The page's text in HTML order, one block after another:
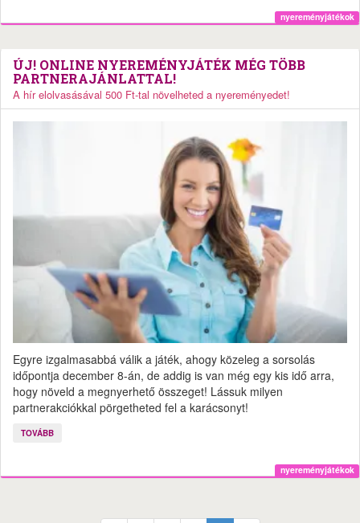
nyereményjátékok
ÚJ! ONLINE NYEREMÉNYJÁTÉK MÉG TÖBB
PARTNERAJÁNLATTAL!
A hír elolvasásával 500 Ft-tal növelheted a nyereményedet!
Egyre izgalmasabbá válik a játék, ahogy közeleg a sorsolás
időpontja december 8-án, de addig is van még egy kis idő arra,
hogy növeld a megnyerhető összeget! Lássuk milyen
partnerakciókkal pörgetheted fel a karácsonyt!
TOVÁBB
nyereményjátékok